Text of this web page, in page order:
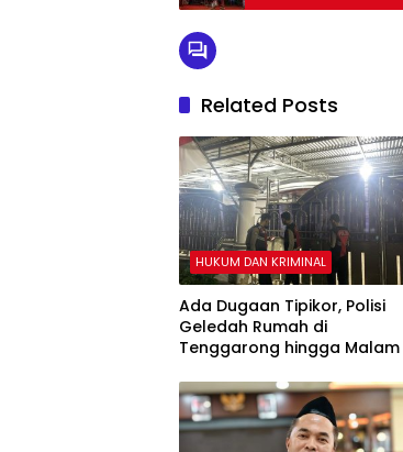
Related Posts
HUKUM DAN KRIMINAL
Ada Dugaan Tipikor, Polisi
Geledah Rumah di
Tenggarong hingga Malam